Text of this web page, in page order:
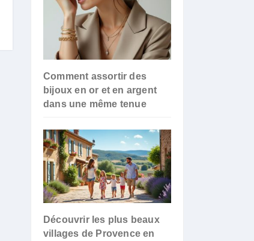
Comment assortir des
bijoux en or et en argent
dans une même tenue
Découvrir les plus beaux
villages de Provence en